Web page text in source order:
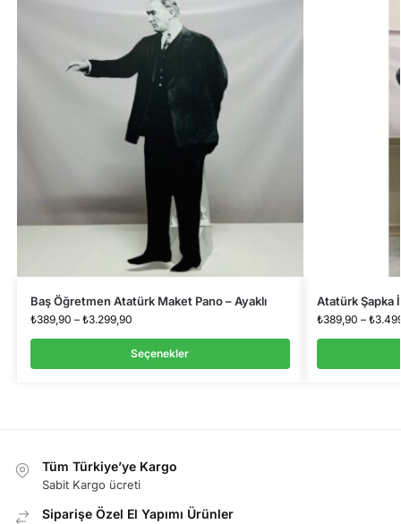
Baş Öğretmen Atatürk Maket Pano – Ayaklı
₺389,90 – ₺3.299,90
Seçenekler
Atatürk Şapka
₺389,90 – ₺
Tüm Türkiye’ye Kargo
Sabit Kargo ücreti
Siparişe Özel El Yapımı Ürünler